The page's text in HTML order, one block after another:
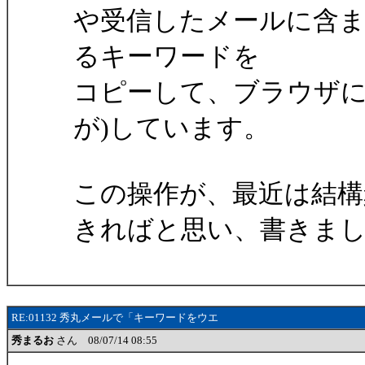
や受信したメールに含
るキーワードを
コピーして、ブラウザ
が)しています。
この操作が、最近は結
きればと思い、書きま
RE:01132 秀丸メールで「キーワードをウエ
秀まるお さん 08/07/14 08:55